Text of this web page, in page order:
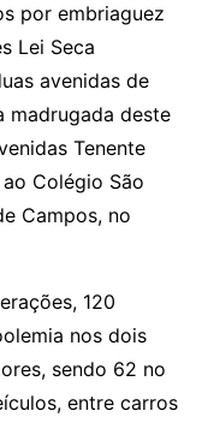
por embriaguez
Lei Seca
avenidas de
madrugada deste
Tenente
Colégio São
Campos, no
120
nos dois
sendo 62 no
entre carros